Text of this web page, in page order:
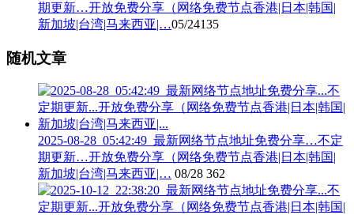
期更新…开放免费分享（网络免费节点香港|日本|韩国|
新加坡|台湾|马来西亚|…05/24135
随机文章
2025-08-28_05:42:49_最新网络节点地址免费分享…不定
期更新…开放免费分享（网络免费节点香港|日本|韩国|
新加坡|台湾|马来西亚|… 08/28 362